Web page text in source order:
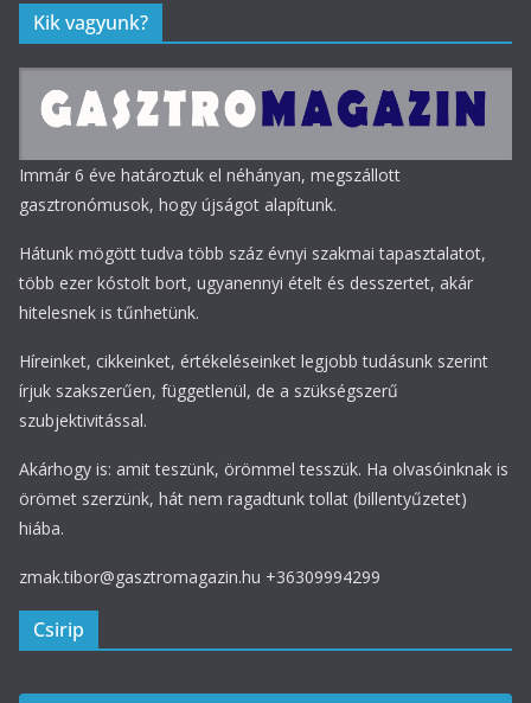
Kik vagyunk?
Immár 6 éve határoztuk el néhányan, megszállott
gasztronómusok, hogy újságot alapítunk.
Hátunk mögött tudva több száz évnyi szakmai tapasztalatot,
több ezer kóstolt bort, ugyanennyi ételt és desszertet, akár
hitelesnek is tűnhetünk.
Híreinket, cikkeinket, értékeléseinket legjobb tudásunk szerint
írjuk szakszerűen, függetlenül, de a szükségszerű
szubjektivitással.
Akárhogy is: amit teszünk, örömmel tesszük. Ha olvasóinknak is
örömet szerzünk, hát nem ragadtunk tollat (billentyűzetet)
hiába.
zmak.tibor@gasztromagazin.hu +36309994299
Csirip